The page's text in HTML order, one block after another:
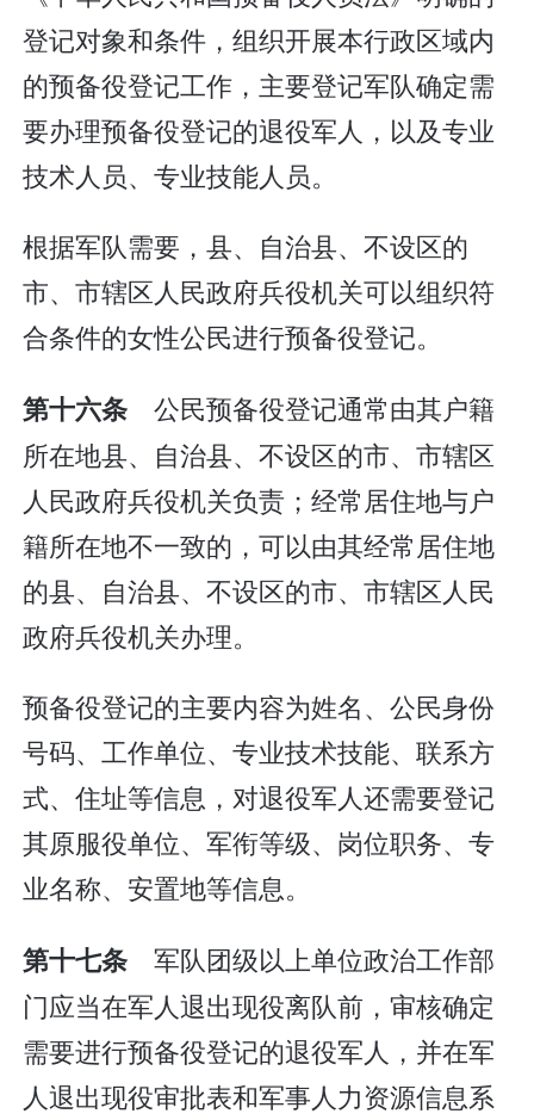
登记对象和条件，组织开展本行政区域内
的预备役登记工作，主要登记军队确定需
要办理预备役登记的退役军人，以及专业
技术人员、专业技能人员。
根据军队需要，县、自治县、不设区的
市、市辖区人民政府兵役机关可以组织符
合条件的女性公民进行预备役登记。
第十六条公民预备役登记通常由其户籍
所在地县、自治县、不设区的市、市辖区
人民政府兵役机关负责；经常居住地与户
籍所在地不一致的，可以由其经常居住地
的县、自治县、不设区的市、市辖区人民
政府兵役机关办理。
预备役登记的主要内容为姓名、公民身份
号码、工作单位、专业技术技能、联系方
式、住址等信息，对退役军人还需要登记
其原服役单位、军衔等级、岗位职务、专
业名称、安置地等信息。
第十七条军队团级以上单位政治工作部
门应当在军人退出现役离队前，审核确定
需要进行预备役登记的退役军人，并在军
人退出现役审批表和军事人力资源信息系